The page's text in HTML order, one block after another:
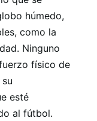
húmedo,
como la
Ninguno
físico de
esté
al fútbol.